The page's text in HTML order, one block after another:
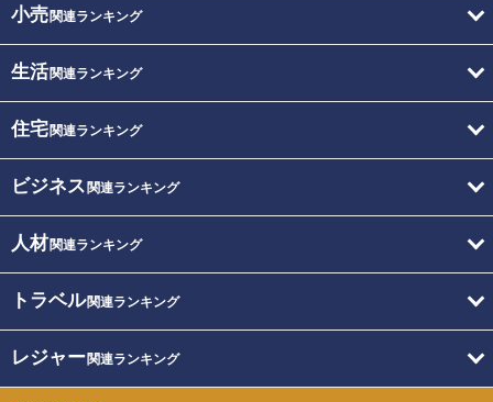
小売関連ランキング
生活関連ランキング
住宅関連ランキング
ビジネス 関連ランキング
人材関連ランキング
トラベル関連ランキング
レジャー関連ランキング